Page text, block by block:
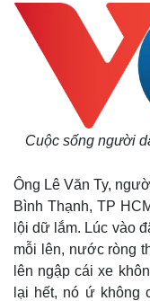
Cuộc sống đó đây
Hồ sơ
Cuộc sống người
Ông Lê Văn Ty,
Bình Thạnh, TP
lội dữ lắm. Lúc vào
mỗi lên, nước ròng
lên ngập cái xe
lại hết, nó ứ không